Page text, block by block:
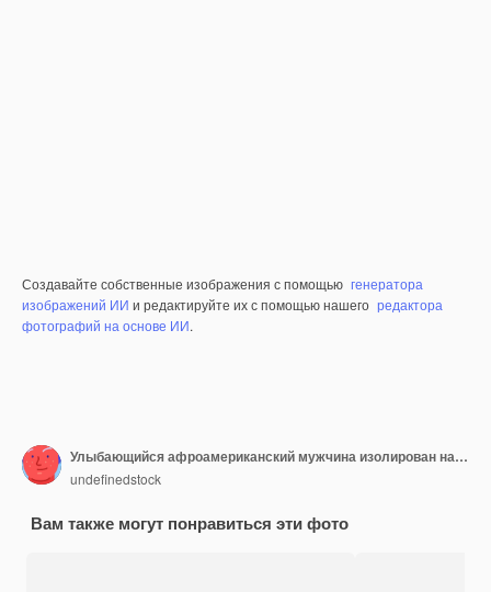
Создавайте собственные изображения с помощью генератора
изображений ИИ и редактируйте их с помощью нашего редактора
фотографий на основе ИИ.
Улыбающийся афроамериканский мужчина изолирован на сером
undefinedstock
Вам также могут понравиться эти фото